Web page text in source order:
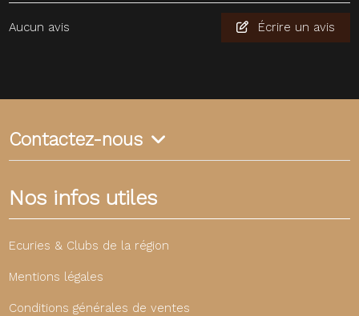
Aucun avis Écrire un avis
Contactez-nous
Nos infos utiles
Ecuries & Clubs de la région
Mentions légales
Conditions générales de ventes